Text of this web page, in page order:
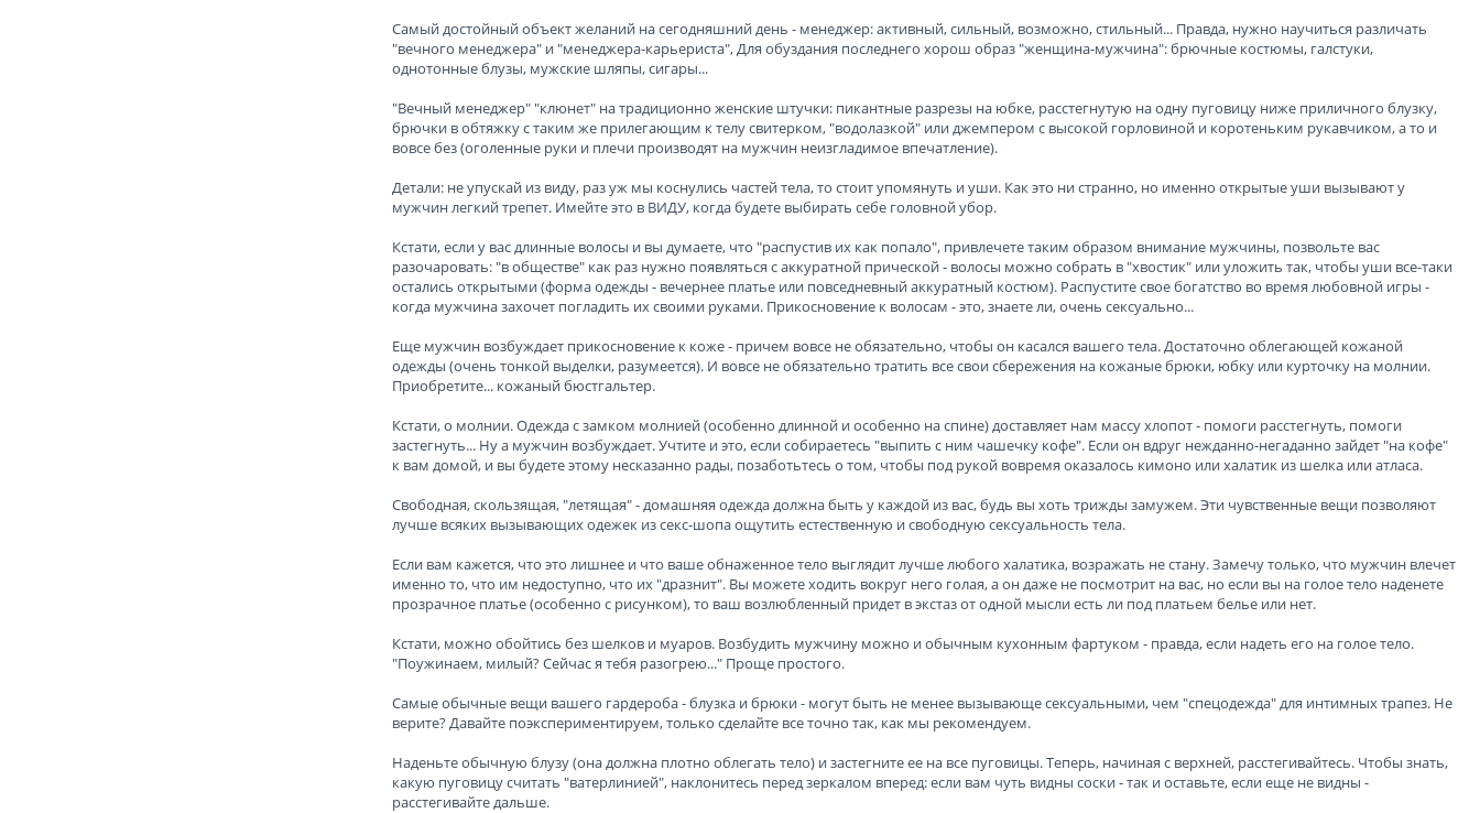
Самый достойный объект желаний на сегодняшний день - менеджер: активный, сильный, возможно, стильный... Правда, нужно научиться различать
"вечного менеджера" и "менеджера-карьериста", Для обуздания последнего хорош образ "женщина-мужчина": брючные костюмы, галстуки,
однотонные блузы, мужские шляпы, сигары...
"Вечный менеджер" "клюнет" на традиционно женские штучки: пикантные разрезы на юбке, расстегнутую на одну пуговицу ниже приличного блузку,
брючки в обтяжку с таким же прилегающим к телу свитерком, "водолазкой" или джемпером с высокой горловиной и коротеньким рукавчиком, а то и
вовсе без (оголенные руки и плечи производят на мужчин неизгладимое впечатление).
Детали: не упускай из виду, раз уж мы коснулись частей тела, то стоит упомянуть и уши. Как это ни странно, но именно открытые уши вызывают у
мужчин легкий трепет. Имейте это в ВИДУ, когда будете выбирать себе головной убор.
Кстати, если у вас длинные волосы и вы думаете, что "распустив их как попало", привлечете таким образом внимание мужчины, позвольте вас
разочаровать: "в обществе" как раз нужно появляться с аккуратной прической - волосы можно собрать в "хвостик" или уложить так, чтобы уши все-таки
остались открытыми (форма одежды - вечернее платье или повседневный аккуратный костюм). Распустите свое богатство во время любовной игры -
когда мужчина захочет погладить их своими руками. Прикосновение к волосам - это, знаете ли, очень сексуально...
Еще мужчин возбуждает прикосновение к коже - причем вовсе не обязательно, чтобы он касался вашего тела. Достаточно облегающей кожаной
одежды (очень тонкой выделки, разумеется). И вовсе не обязательно тратить все свои сбережения на кожаные брюки, юбку или курточку на молнии.
Приобретите... кожаный бюстгальтер.
Кстати, о молнии. Одежда с замком молнией (особенно длинной и особенно на спине) доставляет нам массу хлопот - помоги расстегнуть, помоги
застегнуть... Ну а мужчин возбуждает. Учтите и это, если собираетесь "выпить с ним чашечку кофе". Если он вдруг нежданно-негаданно зайдет "на кофе"
к вам домой, и вы будете этому несказанно рады, позаботьтесь о том, чтобы под рукой вовремя оказалось кимоно или халатик из шелка или атласа.
Свободная, скользящая, "летящая" - домашняя одежда должна быть у каждой из вас, будь вы хоть трижды замужем. Эти чувственные вещи позволяют
лучше всяких вызывающих одежек из секс-шопа ощутить естественную и свободную сексуальность тела.
Если вам кажется, что это лишнее и что ваше обнаженное тело выглядит лучше любого халатика, возражать не стану. Замечу только, что мужчин влечет
именно то, что им недоступно, что их "дразнит". Вы можете ходить вокруг него голая, а он даже не посмотрит на вас, но если вы на голое тело наденете
прозрачное платье (особенно с рисунком), то ваш возлюбленный придет в экстаз от одной мысли есть ли под платьем белье или нет.
Кстати, можно обойтись без шелков и муаров. Возбудить мужчину можно и обычным кухонным фартуком - правда, если надеть его на голое тело.
"Поужинаем, милый? Сейчас я тебя разогрею..." Проще простого.
Самые обычные вещи вашего гардероба - блузка и брюки - могут быть не менее вызывающе сексуальными, чем "спецодежда" для интимных трапез. Не
верите? Давайте поэкспериментируем, только сделайте все точно так, как мы рекомендуем.
Наденьте обычную блузу (она должна плотно облегать тело) и застегните ее на все пуговицы. Теперь, начиная с верхней, расстегивайтесь. Чтобы знать,
какую пуговицу считать "ватерлинией", наклонитесь перед зеркалом вперед: если вам чуть видны соски - так и оставьте, если еще не видны -
расстегивайте дальше.